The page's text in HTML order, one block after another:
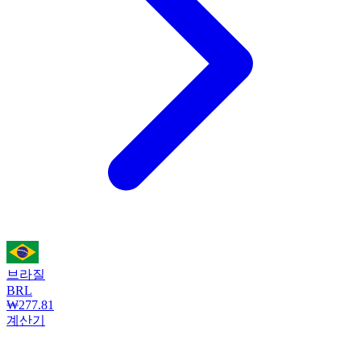
브라질
BRL
₩277.81
계산기